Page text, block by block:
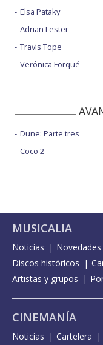
Elsa Pataky
Adrian Lester
Travis Tope
Verónica Forqué
Dune: Parte tres
Coco 2
MUSICALIA
Noticias Novedades
Discos históricos
Artistas y grupos
CINEMANÍA
Noticias Cartelera